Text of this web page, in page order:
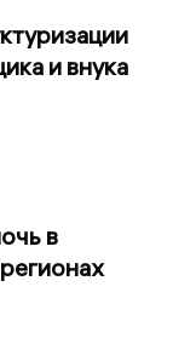
и внука
в